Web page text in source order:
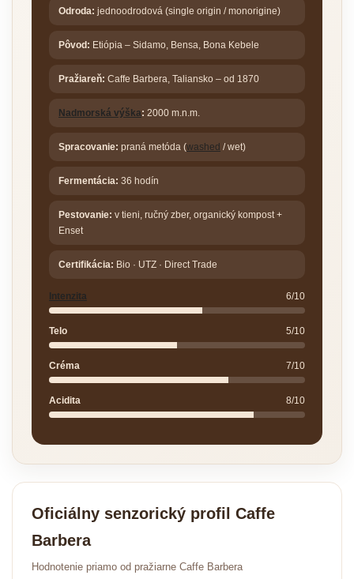
Odroda: jednoodrodová (single origin / monorigine)
Pôvod: Etiópia – Sidamo, Bensa, Bona Kebele
Pražiareň: Caffe Barbera, Taliansko – od 1870
Nadmorská výška: 2000 m.n.m.
Spracovanie: praná metóda (washed / wet)
Fermentácia: 36 hodín
Pestovanie: v tieni, ručný zber, organický kompost +
Enset
Certifikácia: Bio · UTZ · Direct Trade
Intenzita 6/10
Telo 5/10
Créma 7/10
Acidita 8/10
Oficiálny senzorický profil Caffe
Barbera
Hodnotenie priamo od pražiarne Caffe Barbera